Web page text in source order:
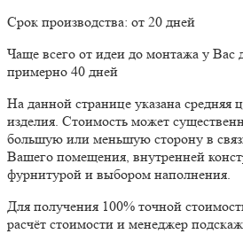
Срок производства: от 20 дней
Чаще всего от идеи до монтажа у Вас
примерно 40 дней
На данной странице указана средняя
изделия. Стоимость может
большую или меньшую сторону в
Вашего помещения, внутренней
фурнитурой и выбором наполнения.
Для получения 100% точной
расчёт стоимости и менеджер